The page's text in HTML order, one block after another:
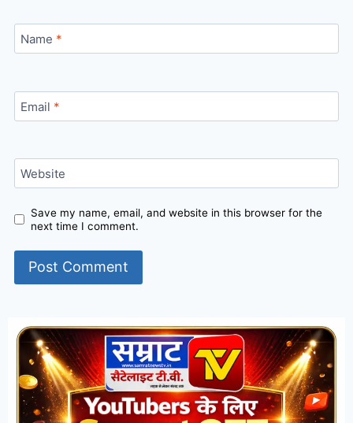
Name *
Email *
Website
Save my name, email, and website in this browser for the
next time I comment.